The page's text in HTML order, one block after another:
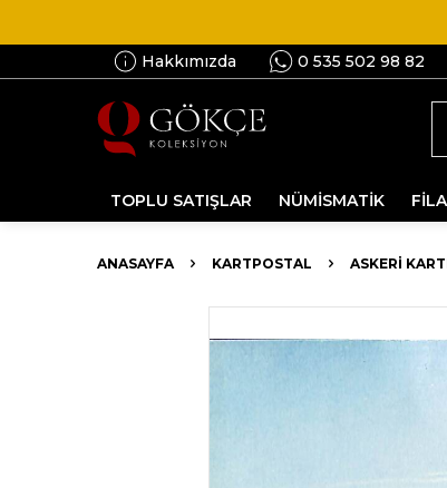
Hakkımızda 0 535 502 98 82
TOPLU SATIŞLAR NÜMİSMATİK
ANASAYFA KARTPOSTAL ASKERI